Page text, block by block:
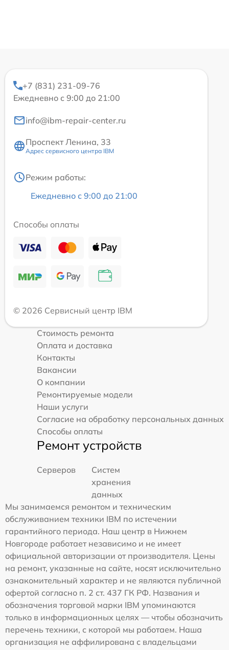
+7 (831) 231-09-76
Ежедневно с 9:00 до 21:00
info@ibm-repair-center.ru
Проспект Ленина, 33
Адрес сервисного центра IBM
Режим работы:
Ежедневно с 9:00 до 21:00
Способы оплаты
© 2026 Сервисный центр IBM
Стоимость ремонта
Оплата и доставка
Контакты
Вакансии
О компании
Ремонтируемые модели
Наши услуги
Согласие на обработку персональных данных
Способы оплаты
Ремонт устройств
Серверов
Систем
хранения
данных
Мы занимаемся ремонтом и техническим
обслуживанием техники IBM по истечении
гарантийного периода. Наш центр в Нижнем
Новгороде работает независимо и не имеет
официальной авторизации от производителя. Цены
на ремонт, указанные на сайте, носят исключительно
ознакомительный характер и не являются публичной
офертой согласно п. 2 ст. 437 ГК РФ. Названия и
обозначения торговой марки IBM упоминаются
только в информационных целях — чтобы обозначить
перечень техники, с которой мы работаем. Наша
организация не аффилирована с владельцами